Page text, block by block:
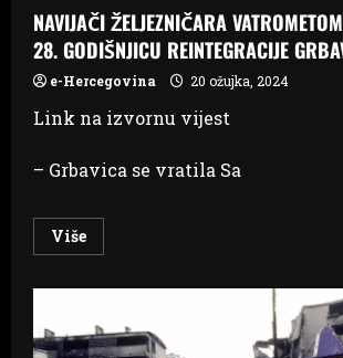
iz
Sarajeva
prvi
put
govori
nasilno
prekinutim
snovima
NAVIJAČI ŽELJEZNIČARA
28. GODIŠNJICU REINTEGRACIJE
e-Hercegovina 20 ožujka, 2024
Link na izvornu vijest
– Grbavica se vratila Sa
VišeRead
more
OBILJEŽILI
28.